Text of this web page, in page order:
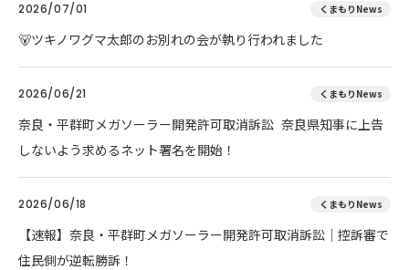
2026/07/01 くまもりNews
🐻ツキノワグマ太郎のお別れの会が執り行われました
2026/06/21 くまもりNews
奈良・平群町メガソーラー開発許可取消訴訟 奈良県知事に上告
しないよう求めるネット署名を開始！
2026/06/18 くまもりNews
【速報】奈良・平群町メガソーラー開発許可取消訴訟｜控訴審で
住民側が逆転勝訴！